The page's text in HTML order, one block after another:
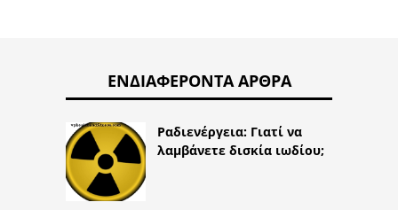
ΕΝΔΙΑΦΈΡΟΝΤΑ ΆΡΘΡΑ
Ραδιενέργεια: Γιατί να
λαμβάνετε δισκία ιωδίου;